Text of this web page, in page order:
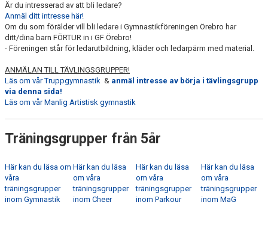
Är du intresserad av att bli ledare?
Anmäl ditt intresse här!
Om du som förälder vill bli ledare i Gymnastikföreningen Örebro har
ditt/dina barn FÖRTUR in i GF Örebro!
- Föreningen står för ledarutbildning, kläder och ledarpärm med material.
ANMÄLAN TILL TÄVLINGSGRUPPER!
Läs om vår Truppgymnastik & anmäl intresse av börja i tävlingsgrupp
via denna sida!
Läs om vår Manlig Artistisk gymnastik
Träningsgrupper från 5år
Här kan du läsa om
våra
träningsgrupper
inom Gymnastik
Här kan du läsa
om våra
träningsgrupper
inom Cheer
Här kan du läsa
om våra
träningsgrupper
inom Parkour
Här kan du läsa
om våra
träningsgrupper
inom MaG